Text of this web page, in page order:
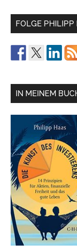
FOLGE
IN MEINEM